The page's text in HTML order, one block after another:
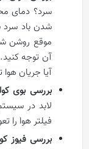
سرد؟ دمای
شدن باد سرد
موقع روشن
آن توجه
آیا جریان
بررسی بوی
لابد در
فیلتر هوا را
بررسی فیوز